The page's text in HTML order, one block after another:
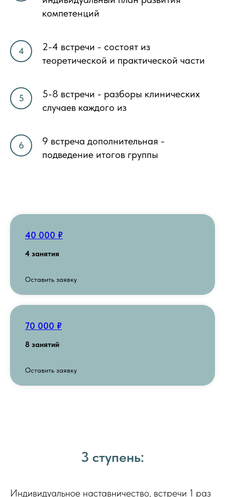
компетенций
2-4 встречи - состоят из
теоретической и практической части
5-8 встречи - разборы клинических
случаев каждого из
9 встреча дополнительная -
подведение итогов группы
40 000 ₽
4 занятия
Оставить заявку
70 000 ₽
8 занятий
Оставить заявку
3 ступень:
Индивидуальное наставничество, встречи 1 раз